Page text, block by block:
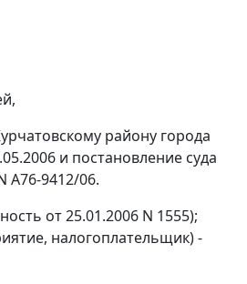
району города
и постановление суда
А76-9412/06.
от 25.01.2006 N 1555);
налогоплательщик) -